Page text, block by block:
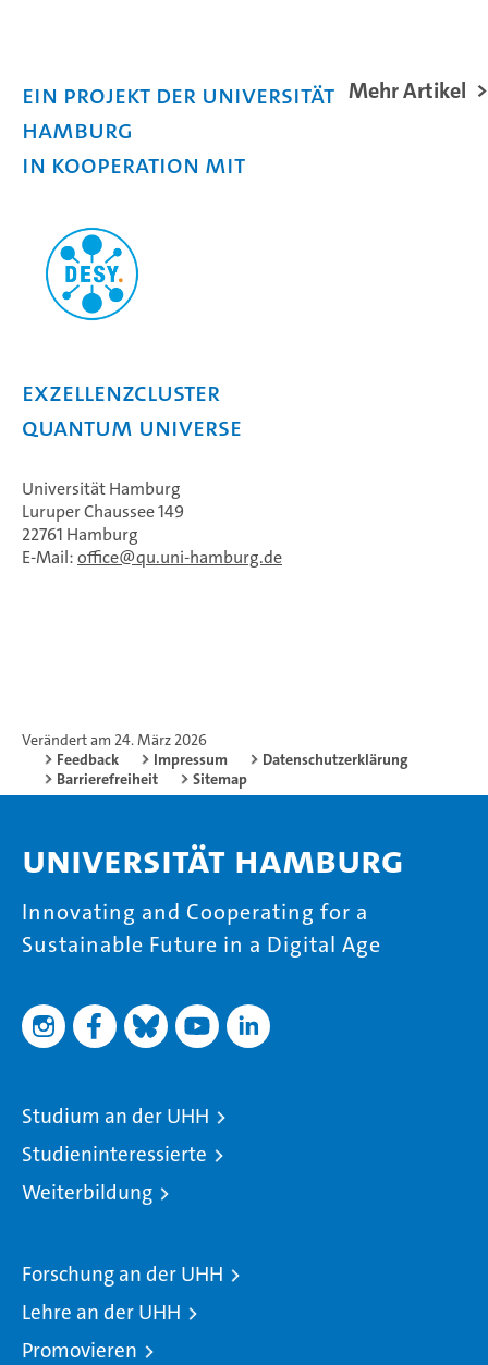
Mehr Artikel
Ein Projekt der Universität
Hamburg
in Kooperation mit
Exzellenzcluster
Quantum Universe
Universität Hamburg
Luruper Chaussee 149
22761 Hamburg
E-Mail:office qu.uni-hamburg.de
Verändert am 24. März 2026
Feedback
Impressum
Datenschutzerklärung
Barrierefreiheit
Sitemap
Universität Hamburg
Innovating and Cooperating for a
Sustainable Future in a Digital Age
Studium an der UHH
Studieninteressierte
Weiterbildung
Forschung an der UHH
Lehre an der UHH
Promovieren